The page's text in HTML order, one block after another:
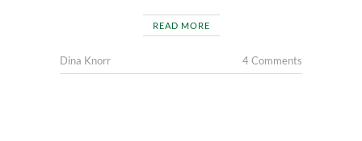
READ MORE
Dina Knorr 4 Comments